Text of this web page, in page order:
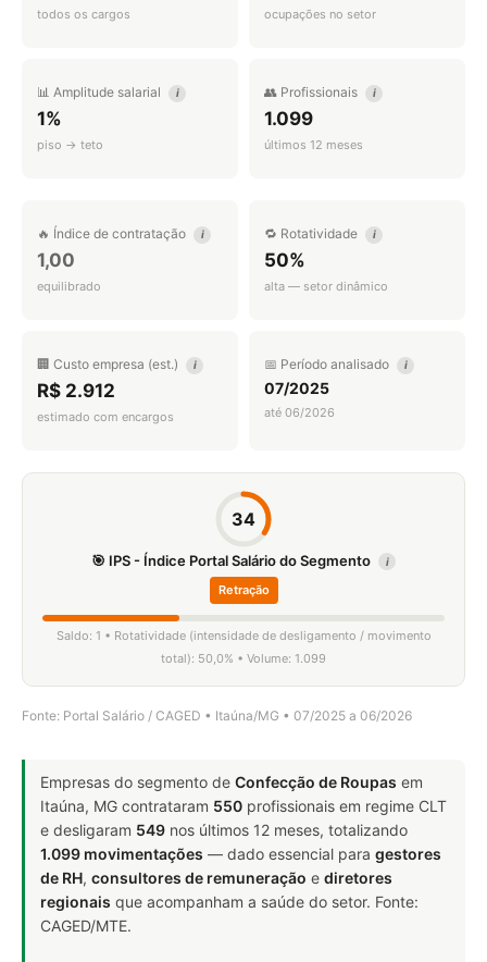
todos os cargos ocupações no setor
📊 Amplitude salarial i
1%
piso → teto
👥 Profissionais i
1.099
últimos 12 meses
🔥 Índice de contratação i
1,00
equilibrado
🔁 Rotatividade i
50%
alta — setor dinâmico
🏢 Custo empresa (est.) i
R$ 2.912
estimado com encargos
📅 Período analisado i
07/2025
até 06/2026
34
🎯 IPS - Índice Portal Salário do Segmento i
Retração
Saldo: 1 • Rotatividade (intensidade de desligamento / movimento
total): 50,0% • Volume: 1.099
Fonte: Portal Salário / CAGED • Itaúna/MG • 07/2025 a 06/2026
Empresas do segmento de Confecção de Roupas em
Itaúna, MG contrataram 550 profissionais em regime CLT
e desligaram 549 nos últimos 12 meses, totalizando
1.099 movimentações — dado essencial para gestores
de RH, consultores de remuneração e diretores
regionais que acompanham a saúde do setor. Fonte:
CAGED/MTE.